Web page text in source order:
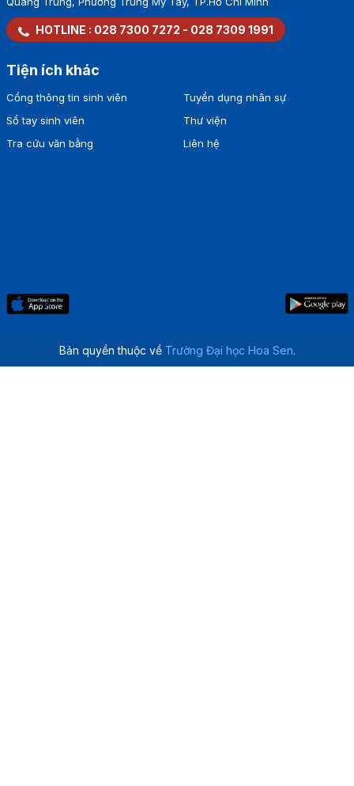
HOTLINE : 028 7300 7272 - 028 7309 1991
Tiện ích khác
Cổng thông tin sinh viên
Sổ tay sinh viên
Tra cứu văn bằng
Tuyển dụng nhân sự
Thư viện
Liên hệ
Bản quyền thuộc về Trường Đại học Hoa Sen.